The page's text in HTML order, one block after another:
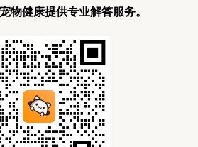
物健康提供专业解答服务。